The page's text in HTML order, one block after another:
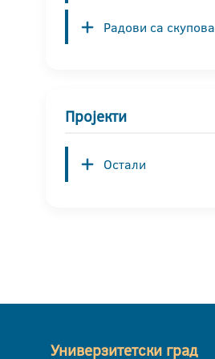
Радови са скупова
Пројекти
Остали
Универзитетски град